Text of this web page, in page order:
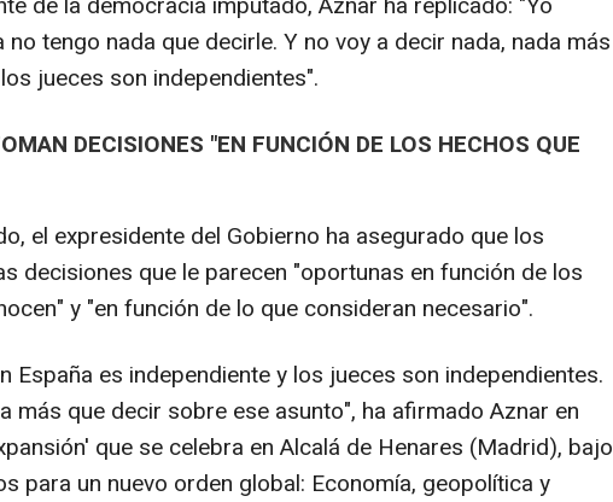
tengo nada que decirle. Y no voy a decir nada, nada más
jueces son independientes".
DECISIONES "EN FUNCIÓN DE LOS HECHOS QUE
el expresidente del Gobierno ha asegurado que los
decisiones que le parecen "oportunas en función de los
y "en función de lo que consideran necesario".
España es independiente y los jueces son independientes.
más que decir sobre ese asunto", ha afirmado Aznar en
que se celebra en Alcalá de Henares (Madrid), bajo
para un nuevo orden global: Economía, geopolítica y